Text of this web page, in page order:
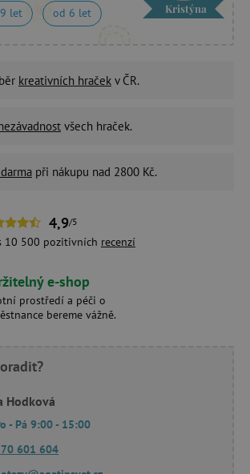
let od 6 let Kristýna
kreativních hraček v ČR.
všech hraček.
při nákupu nad 2800 Kč.
4,9/5
10 500 pozitivních recenzí
e-shop
prostředí a péči o
bereme vážně.
Hodková
- Pá 9:00 - 15:00
601 604